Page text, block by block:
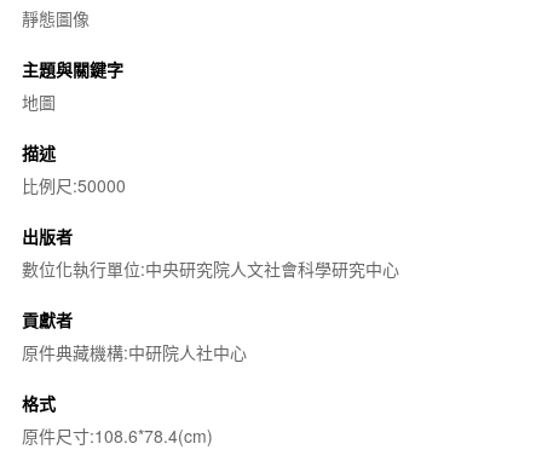
靜態圖像
主題與關鍵字
地圖
描述
比例尺:50000
出版者
數位化執行單位:中央研究院人文社會科學研究中心
貢獻者
原件典藏機構:中研院人社中心
格式
原件尺寸:108.6*78.4(cm)